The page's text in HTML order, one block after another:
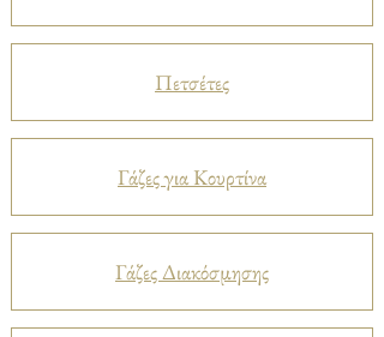
Πετσέτες
Γάζες για Κουρτίνα
Γάζες Διακόσμησης